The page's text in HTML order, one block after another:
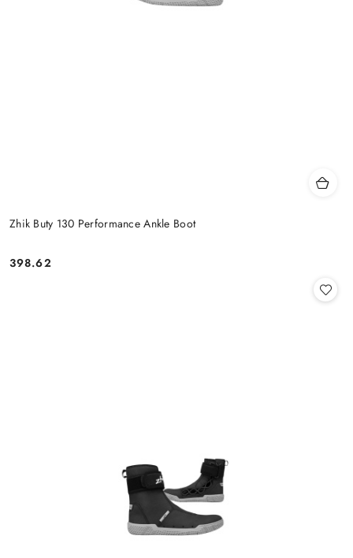
Zhik Buty 130 Performance Ankle Boot
Cena:
398.62